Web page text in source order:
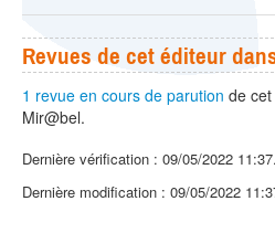
Revues de cet éditeur
1 revue en cours de parution de
Mir@bel.
Dernière vérification : 09/05/2022 11:37.
Dernière modification : 09/05/2022